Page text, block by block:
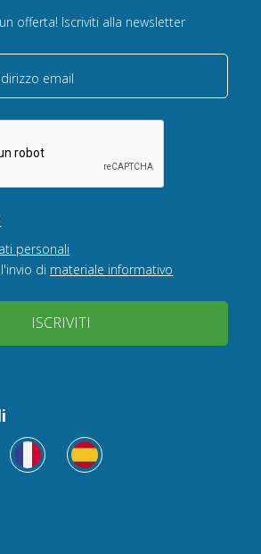
offerta! Iscriviti alla newsletter
email
personali
di materiale informativo
ISCRIVITI